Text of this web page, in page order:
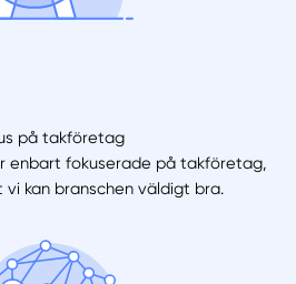
på takföretag
enbart fokuserade på takföretag,
kan branschen väldigt bra.